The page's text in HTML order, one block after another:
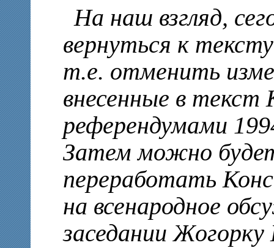
На наш взгляд,
вернуться к
т.е. отменить
внесенные в
референдумами
Затем можно
переработать
на всенародное
заседании